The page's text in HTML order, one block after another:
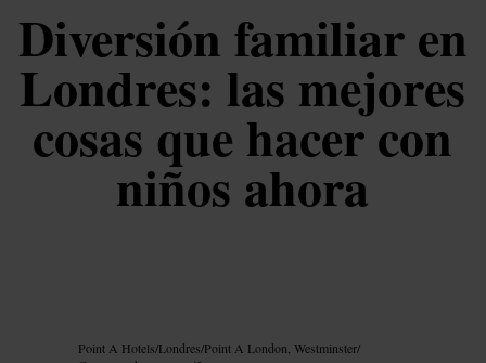
Diversión familiar en
Londres: las mejores
cosas que hacer con
niños ahora
Point A Hotels/Londres/Point A London, Westminster/